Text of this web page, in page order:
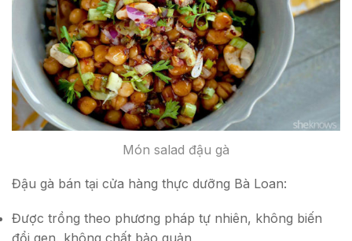
Món salad đậu gà
Đậu gà bán tại cửa hàng thực dưỡng Bà Loan:
Được trồng theo phương pháp tự nhiên, không biến
đổi gen, không chất bảo quản